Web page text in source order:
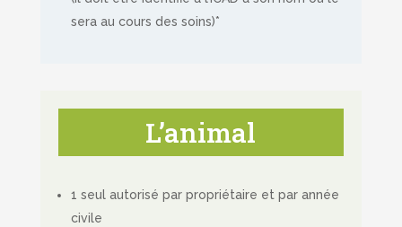
sera au cours des soins)*
L’animal
1 seul autorisé par propriétaire et par année
civile